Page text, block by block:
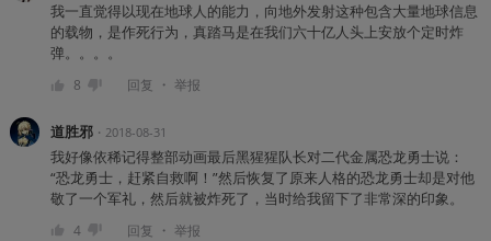
我一直觉得以现在地球人的能力，向地外发射这种包含大量地球信息
的载物，是作死行为，真踏马是在我们六十亿人头上安放个定时炸
弹。。。。
8 回复 ・ 举报
道胜邪・ 2018-08-31
我好像依稀记得整部动画最后黑猩猩队长对二代金属恐龙勇士说：
“恐龙勇士，赶紧自救啊！”然后恢复了原来人格的恐龙勇士却是对他
敬了一个军礼，然后就被炸死了，当时给我留下了非常深的印象。
4 回复 ・ 举报